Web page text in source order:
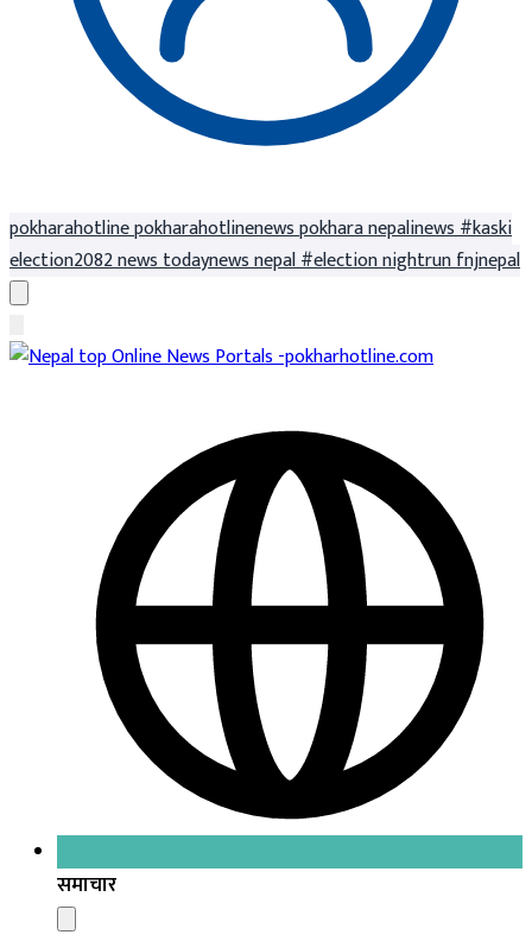
pokharahotlinepokharahotlinenewspokharanepalinews#kaski
election2082newstodaynewsnepal#electionnightrunfnjnepal
समाचार